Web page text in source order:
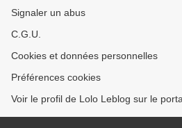
Signaler un abus
C.G.U.
Cookies et données personnelles
Préférences cookies
Voir le profil de Lolo Leblog sur le